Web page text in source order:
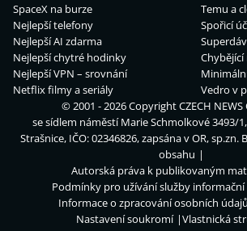
SpaceX na burze
Nejlepší telefony
Nejlepší AI zdarma
Nejlepší chytré hodinky
Nejlepší VPN – srovnání
Netflix filmy a seriály
Temu a
Spořicí
Vedro v
© 2001 - 2026 CopyrightCZECH NEWS
se sídlem náměstí Marie Schmolkové 3493/
Strašnice, IČO: 02346826, zapsána v OR, sp.zn.
obsahu
Autorská práva k publikovaným
Podmínky pro užívání služby
Informace o zpracování osobních údajů
Nastavení soukromí
Vlastnická